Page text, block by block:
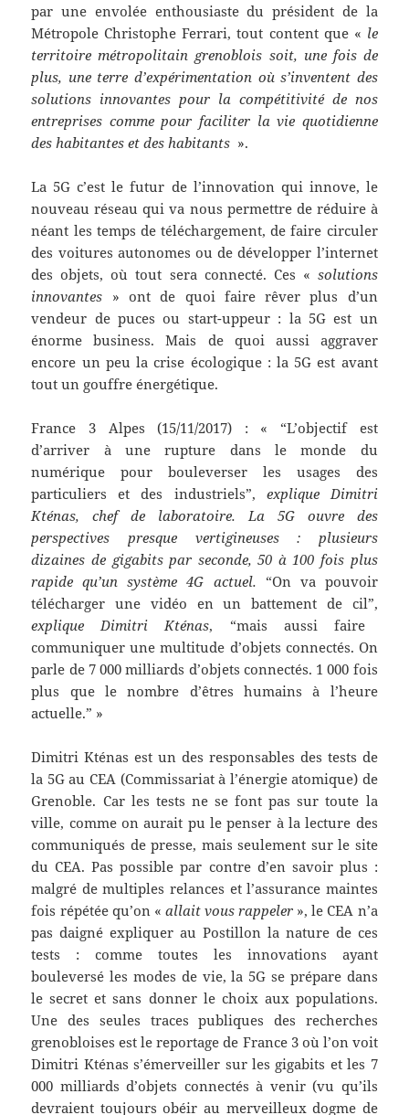
par une envolée enthousiaste du président de la
Métropole Christophe Ferrari, tout content que « le
territoire métropolitain grenoblois soit, une fois de
plus, une terre d’expérimentation où s’inventent des
solutions innovantes pour la compétitivité de nos
entreprises comme pour faciliter la vie quotidienne
des habitantes et des habitants ».
La 5G c’est le futur de l’innovation qui innove, le
nouveau réseau qui va nous permettre de réduire à
néant les temps de téléchargement, de faire circuler
des voitures autonomes ou de développer l’internet
des objets, où tout sera connecté. Ces « solutions
innovantes » ont de quoi faire rêver plus d’un
vendeur de puces ou start-uppeur : la 5G est un
énorme business. Mais de quoi aussi aggraver
encore un peu la crise écologique : la 5G est avant
tout un gouffre énergétique.
France 3 Alpes (15/11/2017) : « “L’objectif est
d’arriver à une rupture dans le monde du
numérique pour bouleverser les usages des
particuliers et des industriels”, explique Dimitri
Kténas, chef de laboratoire. La 5G ouvre des
perspectives presque vertigineuses : plusieurs
dizaines de gigabits par seconde, 50 à 100 fois plus
rapide qu’un système 4G actuel. “On va pouvoir
télécharger une vidéo en un battement de cil”,
explique Dimitri Kténas, “mais aussi faire
communiquer une multitude d’objets connectés. On
parle de 7 000 milliards d’objets connectés. 1 000 fois
plus que le nombre d’êtres humains à l’heure
actuelle.” »
Dimitri Kténas est un des responsables des tests de
la 5G au CEA (Commissariat à l’énergie atomique) de
Grenoble. Car les tests ne se font pas sur toute la
ville, comme on aurait pu le penser à la lecture des
communiqués de presse, mais seulement sur le site
du CEA. Pas possible par contre d’en savoir plus :
malgré de multiples relances et l’assurance maintes
fois répétée qu’on « allait vous rappeler », le CEA n’a
pas daigné expliquer au Postillon la nature de ces
tests : comme toutes les innovations ayant
bouleversé les modes de vie, la 5G se prépare dans
le secret et sans donner le choix aux populations.
Une des seules traces publiques des recherches
grenobloises est le reportage de France 3 où l’on voit
Dimitri Kténas s’émerveiller sur les gigabits et les 7
000 milliards d’objets connectés à venir (vu qu’ils
devraient toujours obéir au merveilleux dogme de